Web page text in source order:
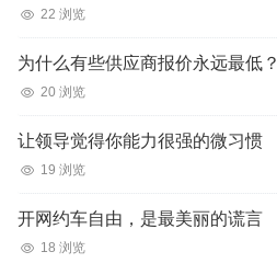
22 浏览
为什么有些供应商报价永远最低？
20 浏览
让领导觉得你能力很强的微习惯
19 浏览
开网约车自由，是最美丽的谎言
18 浏览